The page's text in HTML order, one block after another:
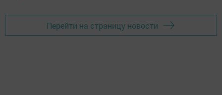
Перейти на страницу новости